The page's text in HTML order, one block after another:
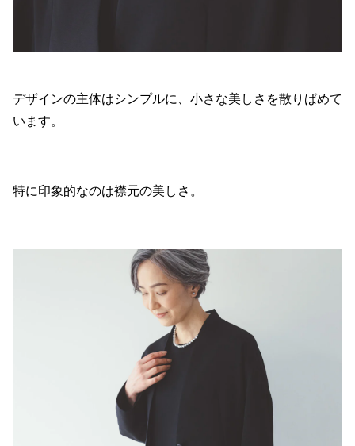
デザインの主体はシンプルに、小さな美しさを散りばめて
います。
特に印象的なのは襟元の美しさ。